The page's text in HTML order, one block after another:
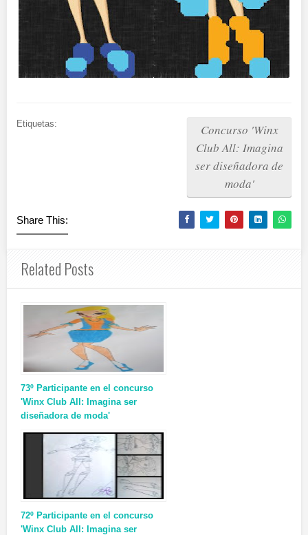
Etiquetas:
Concurso 'Winx
Club All: Imagina
ser diseñadora de
moda'
Share This:
Related Posts
73º Participante en el concurso
'Winx Club All: Imagina ser
diseñadora de moda'
72º Participante en el concurso
'Winx Club All: Imagina ser